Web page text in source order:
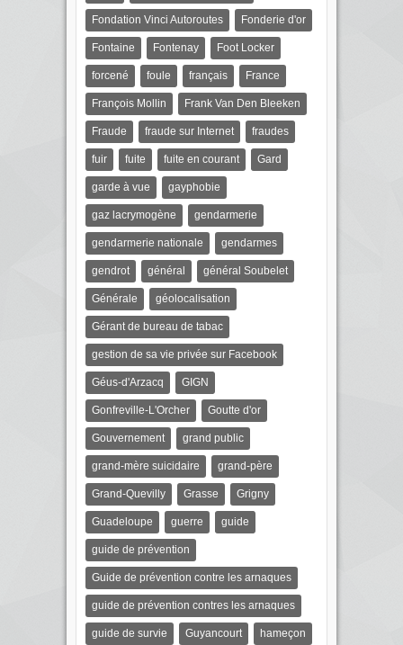
Fondation Vinci Autoroutes Fonderie d'or
Fontaine Fontenay Foot Locker
forcené foule français France
François Mollin Frank Van Den Bleeken
Fraude fraude sur Internet fraudes
fuir fuite fuite en courant Gard
garde à vue gayphobie
gaz lacrymogène gendarmerie
gendarmerie nationale gendarmes
gendrot général général Soubelet
Générale géolocalisation
Gérant de bureau de tabac
gestion de sa vie privée sur Facebook
Géus-d'Arzacq GIGN
Gonfreville-L'Orcher Goutte d'or
Gouvernement grand public
grand-mère suicidaire grand-père
Grand-Quevilly Grasse Grigny
Guadeloupe guerre guide
guide de prévention
Guide de prévention contre les arnaques
guide de prévention contres les arnaques
guide de survie Guyancourt hameçon